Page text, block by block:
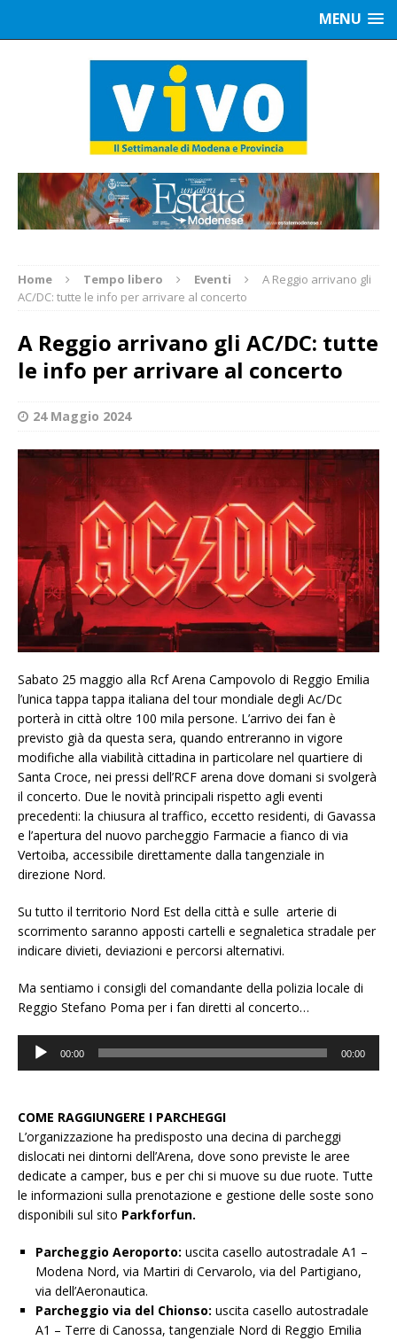
MENU
Home Tempo libero Eventi
A Reggio arrivano gli
AC/DC: tutte le info per arrivare al concerto
A Reggio arrivano gli AC/DC: tutte
le info per arrivare al concerto
24 Maggio 2024
Sabato 25 maggio alla Rcf Arena Campovolo di Reggio Emilia
l’unica tappa tappa italiana del tour mondiale degli Ac/Dc
porterà in città oltre 100 mila persone. L’arrivo dei fan è
previsto già da questa sera, quando entreranno in vigore
modifiche alla viabilità cittadina in particolare nel quartiere di
Santa Croce, nei pressi dell’RCF arena dove domani si svolgerà
il concerto. Due le novità principali rispetto agli eventi
precedenti: la chiusura al traffico, eccetto residenti, di Gavassa
e l’apertura del nuovo parcheggio Farmacie a fianco di via
Vertoiba, accessibile direttamente dalla tangenziale in
direzione Nord.
Su tutto il territorio Nord Est della città e sulle arterie di
scorrimento saranno apposti cartelli e segnaletica stradale per
indicare divieti, deviazioni e percorsi alternativi.
Ma sentiamo i consigli del comandante della polizia locale di
Reggio Stefano Poma per i fan diretti al concerto…
Audio
Player
00:00 00:00
COME RAGGIUNGERE I PARCHEGGI
L’organizzazione ha predisposto una decina di parcheggi
dislocati nei dintorni dell’Arena, dove sono previste le aree
dedicate a camper, bus e per chi si muove su due ruote. Tutte
le informazioni sulla prenotazione e gestione delle soste sono
disponibili sul sito Parkforfun.
Parcheggio Aeroporto: uscita casello autostradale A1 –
Modena Nord, via Martiri di Cervarolo, via del Partigiano,
via dell’Aeronautica.
Parcheggio via del Chionso: uscita casello autostradale
A1 – Terre di Canossa, tangenziale Nord di Reggio Emilia